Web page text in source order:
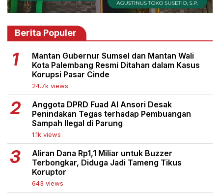
Berita Populer
Mantan Gubernur Sumsel dan Mantan Wali
Kota Palembang Resmi Ditahan dalam Kasus
Korupsi Pasar Cinde
24.7k views
Anggota DPRD Fuad Al Ansori Desak
Penindakan Tegas terhadap Pembuangan
Sampah Ilegal di Parung
1.1k views
Aliran Dana Rp1,1 Miliar untuk Buzzer
Terbongkar, Diduga Jadi Tameng Tikus
Koruptor
643 views